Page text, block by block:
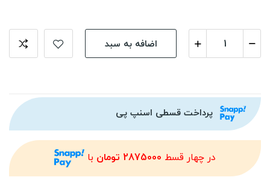
اضافه به سبد
پرداخت قسطی اسنپ پی
در چهار قسط 2875000 تومان با